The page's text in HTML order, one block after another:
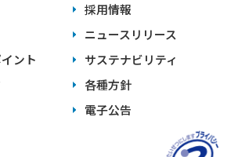
ント
採用情報
ニュースリリース
サステナビリティ
各種方針
電子公告